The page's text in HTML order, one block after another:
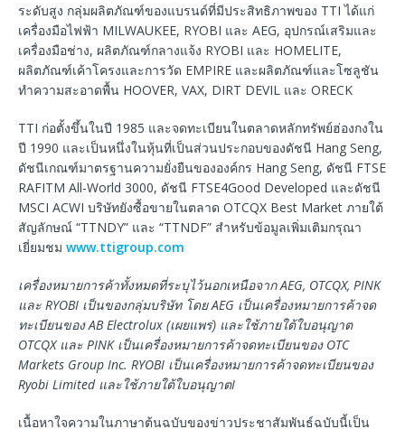
ระดับสูง กลุ่มผลิตภัณฑ์ของแบรนด์ที่มีประสิทธิภาพของ TTI ได้แก่
เครื่องมือไฟฟ้า MILWAUKEE, RYOBI และ AEG, อุปกรณ์เสริมและ
เครื่องมือช่าง, ผลิตภัณฑ์กลางแจ้ง RYOBI และ HOMELITE,
ผลิตภัณฑ์เค้าโครงและการวัด EMPIRE และผลิตภัณฑ์และโซลูชัน
ทำความสะอาดพื้น HOOVER, VAX, DIRT DEVIL และ ORECK
TTI ก่อตั้งขึ้นในปี 1985 และจดทะเบียนในตลาดหลักทรัพย์ฮ่องกงใน
ปี 1990 และเป็นหนึ่งในหุ้นที่เป็นส่วนประกอบของดัชนี Hang Seng,
ดัชนีเกณฑ์มาตรฐานความยั่งยืนขององค์กร Hang Seng, ดัชนี FTSE
RAFITM All-World 3000, ดัชนี FTSE4Good Developed และดัชนี
MSCI ACWI บริษัทยังซื้อขายในตลาด OTCQX Best Market ภายใต้
สัญลักษณ์ “TTNDY” และ “TTNDF” สำหรับข้อมูลเพิ่มเติมกรุณา
เยี่ยมชม www.ttigroup.com
เครื่องหมายการค้าทั้งหมดที่ระบุไว้นอกเหนือจากAEG, OTCQX, PINK
และ RYOBI เป็นของกลุ่มบริษัท โดยAEG เป็นเครื่องหมายการค้าจด
ทะเบียนของAB Electrolux (เผยแพร่) และใช้ภายใต้ใบอนุญาต
OTCQXและ PINK เป็นเครื่องหมายการค้าจดทะเบียนของ OTC
Markets Group Inc. RYOBI เป็นเครื่องหมายการค้าจดทะเบียนของ
Ryobi Limited และใช้ภายใต้ใบอนุญาตI
เนื้อหาใจความในภาษาต้นฉบับของข่าวประชาสัมพันธ์ฉบับนี้เป็น